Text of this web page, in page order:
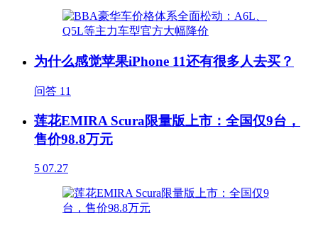
为什么感觉苹果iPhone 11还有很多人去买？
问答 11
莲花EMIRA Scura限量版上市：全国仅9台，
售价98.8万元
5 07.27